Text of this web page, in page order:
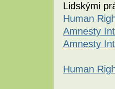
Lidskými
Human
Amnesty
Amnesty
Human